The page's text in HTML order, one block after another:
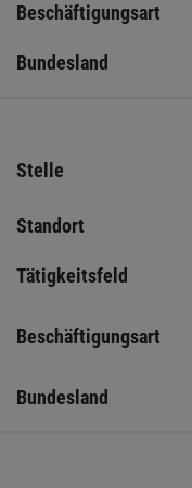
Beschäftigungsart
Bundesland
Stelle
Standort
Tätigkeitsfeld
Beschäftigungsart
Bundesland